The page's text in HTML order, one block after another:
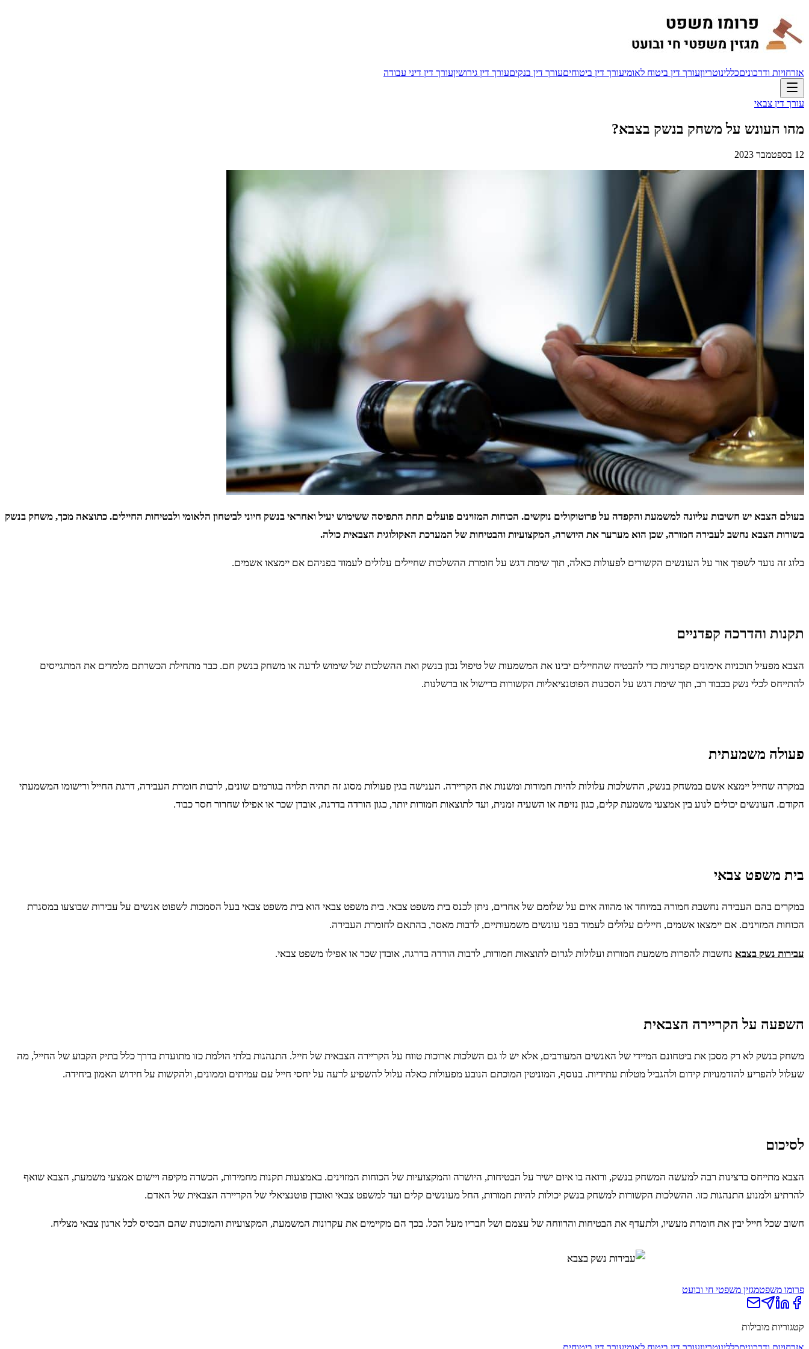
אזרחויות ודרכוניםכללינוטריוןעורך דין ביטוח לאומיעורך דין ביטוחיםעורך דין בנקיםעורך דין גירושיןעורך דין דיני עבודה
עורך דין צבאי
מהו העונש על משחק בנשק בצבא?
12 בספטמבר 2023
בעולם הצבא יש חשיבות עליונה למשמעת והקפדה על פרוטוקולים נוקשים. הכוחות המזוינים פועלים תחת התפיסה ששימוש יעיל ואחראי בנשק חיוני לביטחון הלאומי ולבטיחות החיילים. כתוצאה מכך, משחק בנשק
בשורות הצבא נחשב לעבירה חמורה, שכן הוא מערער את היושרה, המקצועיות והבטיחות של המערכת האקולוגית הצבאית כולה.
בלוג זה נועד לשפוך אור על העונשים הקשורים לפעולות כאלה, תוך שימת דגש על חומרת ההשלכות שחיילים עלולים לעמוד בפניהם אם יימצאו אשמים.
תקנות והדרכה קפדניים
הצבא מפעיל תוכניות אימונים קפדניות כדי להבטיח שהחיילים יבינו את המשמעות של טיפול נכון בנשק ואת ההשלכות של שימוש לרעה או משחק בנשק חם. כבר מתחילת הכשרתם מלמדים את המתגייסים
להתייחס לכלי נשק בכבוד רב, תוך שימת דגש על הסכנות הפוטנציאליות הקשורות ברישול או ברשלנות.
פעולה משמעתית
במקרה שחייל יימצא אשם במשחק בנשק, ההשלכות עלולות להיות חמורות ומשנות את הקריירה. הענישה בגין פעולות מסוג זה תהיה תלויה בגורמים שונים, לרבות חומרת העבירה, דרגת החייל ורישומו המשמעתי
הקודם. העונשים יכולים לנוע בין אמצעי משמעת קלים, כגון נזיפה או השעיה זמנית, ועד לתוצאות חמורות יותר, כגון הורדה בדרגה, אובדן שכר או אפילו שחרור חסר כבוד.
בית משפט צבאי
במקרים בהם העבירה נחשבת חמורה במיוחד או מהווה איום על שלומם של אחרים, ניתן לכנס בית משפט צבאי. בית משפט צבאי הוא בית משפט צבאי בעל הסמכות לשפוט אנשים על עבירות שבוצעו במסגרת
הכוחות המזוינים. אם יימצאו אשמים, חיילים עלולים לעמוד בפני עונשים משמעותיים, לרבות מאסר, בהתאם לחומרת העבירה.
עבירות נשק בצבא נחשבות להפרות משמעת חמורות ועלולות לגרום לתוצאות חמורות, לרבות הורדה בדרגה, אובדן שכר או אפילו משפט צבאי.
השפעה על הקריירה הצבאית
משחק בנשק לא רק מסכן את ביטחונם המיידי של האנשים המעורבים, אלא יש לו גם השלכות ארוכות טווח על הקריירה הצבאית של חייל. התנהגות בלתי הולמת כזו מתועדת בדרך כלל בתיק הקבוע של החייל, מה
שעלול להפריע להזדמנויות קידום ולהגביל מטלות עתידיות. בנוסף, המוניטין המוכתם הנובע מפעולות כאלה עלול להשפיע לרעה על יחסי חייל עם עמיתים וממונים, ולהקשות על חידוש האמון ביחידה.
לסיכום
הצבא מתייחס ברצינות רבה למעשה המשחק בנשק, ורואה בו איום ישיר על הבטיחות, היושרה והמקצועיות של הכוחות המזוינים. באמצעות תקנות מחמירות, הכשרה מקיפה ויישום אמצעי משמעת, הצבא שואף
להרתיע ולמנוע התנהגות כזו. ההשלכות הקשורות למשחק בנשק יכולות להיות חמורות, החל מעונשים קלים ועד למשפט צבאי ואובדן פוטנציאלי של הקריירה הצבאית של האדם.
חשוב שכל חייל יבין את חומרת מעשיו, ולתעדף את הבטיחות והרווחה של עצמם ושל חבריו מעל הכל. בכך הם מקיימים את עקרונות המשמעת, המקצועיות והמוכנות שהם הבסיס לכל ארגון צבאי מצליח.
פרומו משפטמגזין משפטי חי ובועט
קטגוריות מובילות